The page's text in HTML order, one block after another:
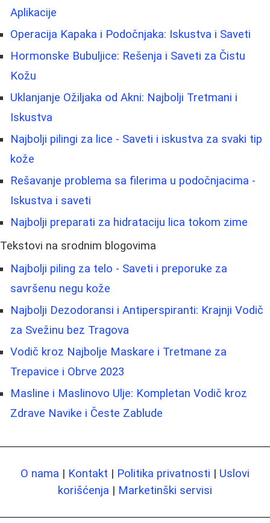
Aplikacije
Operacija Kapaka i Podočnjaka: Iskustva i Saveti
Hormonske Bubuljice: Rešenja i Saveti za Čistu
Kožu
Uklanjanje Ožiljaka od Akni: Najbolji Tretmani i
Iskustva
Najbolji pilingi za lice - Saveti i iskustva za svaki tip
kože
Rešavanje problema sa filerima u podočnjacima -
Iskustva i saveti
Najbolji preparati za hidrataciju lica tokom zime
Tekstovi na srodnim blogovima
Najbolji piling za telo - Saveti i preporuke za
savršenu negu kože
Najbolji Dezodoransi i Antiperspiranti: Krajnji Vodič
za Svežinu bez Tragova
Vodič kroz Najbolje Maskare i Tretmane za
Trepavice i Obrve 2023
Masline i Maslinovo Ulje: Kompletan Vodič kroz
Zdrave Navike i Česte Zablude
O nama | Kontakt | Politika privatnosti | Uslovi
korišćenja | Marketinški servisi